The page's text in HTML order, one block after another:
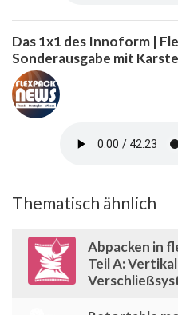
Das 1x1 des Innoform |
Sonderausgabe mit
Thematisch ähnlich
Abpacken in
Teil A: